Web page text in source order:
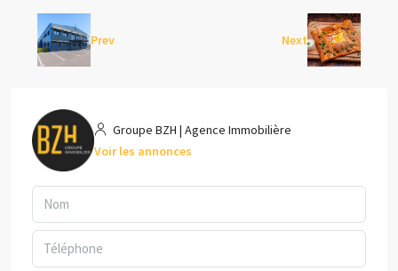
Prev Next
Groupe BZH | Agence Immobilière
Voir les annonces